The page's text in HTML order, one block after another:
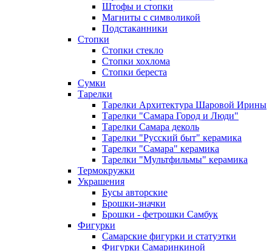
Штофы и стопки
Магниты с символикой
Подстаканники
Стопки
Стопки стекло
Стопки хохлома
Стопки береста
Сумки
Тарелки
Тарелки Архитектура Шаровой Ирины
Тарелки "Самара Город и Люди"
Тарелки Самара деколь
Тарелки "Русский быт" керамика
Тарелки "Самара" керамика
Тарелки "Мультфильмы" керамика
Термокружки
Украшения
Бусы авторские
Брошки-значки
Брошки - фетрошки Самбук
Фигурки
Самарские фигурки и статуэтки
Фигурки Самаринкиной